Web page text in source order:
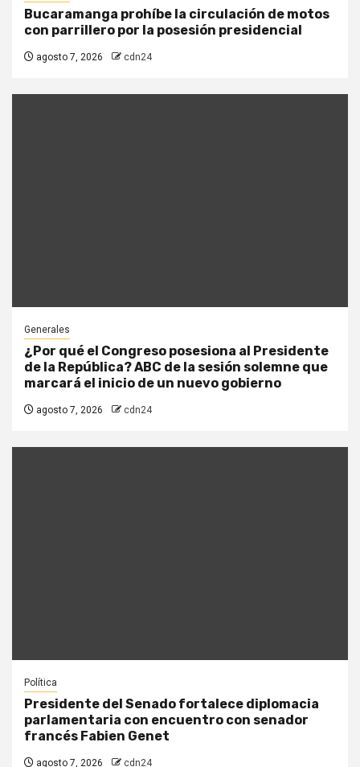
Bucaramanga prohíbe la circulación de motos
con parrillero por la posesión presidencial
agosto 7, 2026 cdn24
Generales
¿Por qué el Congreso posesiona al Presidente
de la República? ABC de la sesión solemne que
marcará el inicio de un nuevo gobierno
agosto 7, 2026 cdn24
Política
Presidente del Senado fortalece diplomacia
parlamentaria con encuentro con senador
francés Fabien Genet
agosto 7, 2026 cdn24